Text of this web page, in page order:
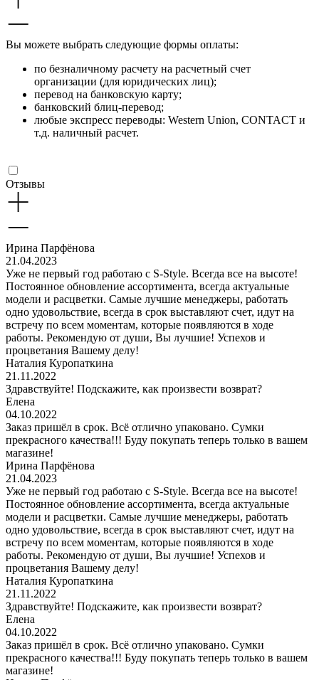
Вы можете выбрать следующие формы оплаты:
по безналичному расчету на расчетный счет
организации (для юридических лиц);
перевод на банковскую карту;
банковский блиц-перевод;
любые экспресс переводы: Western Union, CONTACT и
т.д. наличный расчет.
Отзывы
Ирина Парфёнова
21.04.2023
Уже не первый год работаю с S-Style. Всегда все на высоте!
Постоянное обновление ассортимента, всегда актуальные
модели и расцветки. Самые лучшие менеджеры, работать
одно удовольствие, всегда в срок выставляют счет, идут на
встречу по всем моментам, которые появляются в ходе
работы. Рекомендую от души, Вы лучшие! Успехов и
процветания Вашему делу!
Наталия Куропаткина
21.11.2022
Здравствуйте! Подскажите, как произвести возврат?
Елена
04.10.2022
Заказ пришёл в срок. Всё отлично упаковано. Сумки
прекрасного качества!!! Буду покупать теперь только в вашем
магазине!
Ирина Парфёнова
21.04.2023
Уже не первый год работаю с S-Style. Всегда все на высоте!
Постоянное обновление ассортимента, всегда актуальные
модели и расцветки. Самые лучшие менеджеры, работать
одно удовольствие, всегда в срок выставляют счет, идут на
встречу по всем моментам, которые появляются в ходе
работы. Рекомендую от души, Вы лучшие! Успехов и
процветания Вашему делу!
Наталия Куропаткина
21.11.2022
Здравствуйте! Подскажите, как произвести возврат?
Елена
04.10.2022
Заказ пришёл в срок. Всё отлично упаковано. Сумки
прекрасного качества!!! Буду покупать теперь только в вашем
магазине!